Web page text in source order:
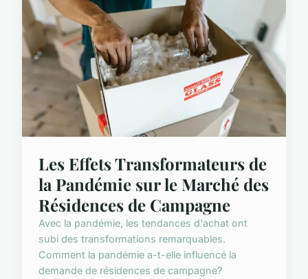
Les Effets Transformateurs de
la Pandémie sur le Marché des
Résidences de Campagne
Avec la pandémie, les tendances d'achat ont
subi des transformations remarquables.
Comment la pandémie a-t-elle influencé la
demande de résidences de campagne?